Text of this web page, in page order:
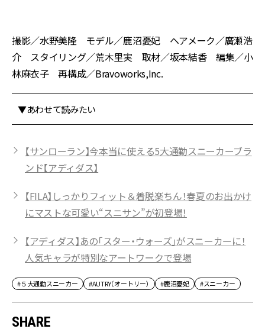
撮影／水野美隆 モデル／鹿沼憂妃 ヘアメーク／廣瀬浩
介 スタイリング／荒木里実 取材／坂本結香 編集／小
林麻衣子 再構成／Bravoworks,Inc.
▼あわせて読みたい
【サンローラン】今本当に使える5大通勤スニーカーブラ
ンド【アディダス】
【FILA】しっかりフィット＆着脱楽ちん！春夏のお出かけ
にマストな可愛い“スニサン”が初登場！
【アディダス】あの「スター・ウォーズ」がスニーカーに！
人気キャラが特別なアートワークで登場
#５大通勤スニーカー #AUTRY（オートリー） #鹿沼憂妃 #スニーカー
SHARE